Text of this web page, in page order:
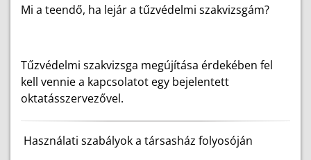
Mi a teendő, ha lejár a tűzvédelmi szakvizsgám?
Tűzvédelmi szakvizsga megújítása érdekében fel
kell vennie a kapcsolatot egy bejelentett
oktatásszervezővel.
Használati szabályok a társasház folyosóján